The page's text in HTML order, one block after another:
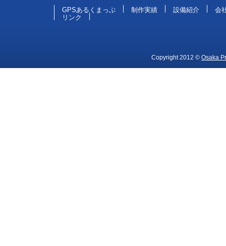
GPSあるくまっぷ 制作実績 設備紹介
会
リンク
Copyright 2012 © Osaka